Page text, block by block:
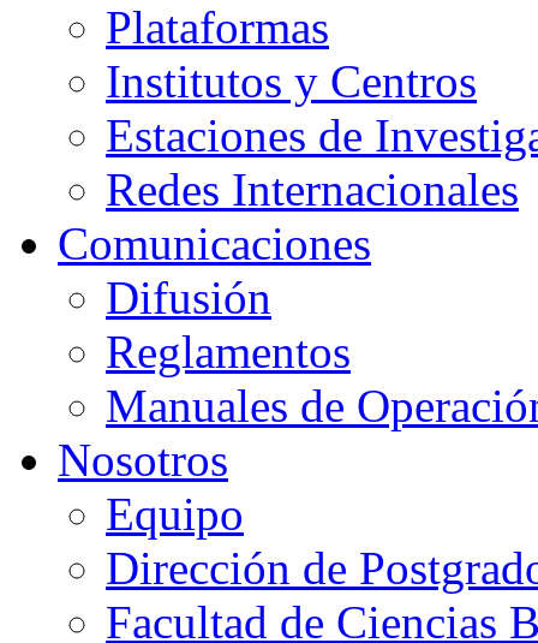
Plataformas
Institutos y Centros
Estaciones de
Redes Internacionales
Comunicaciones
Difusión
Reglamentos
Manuales de
Nosotros
Equipo
Dirección de
Facultad de Ciencias